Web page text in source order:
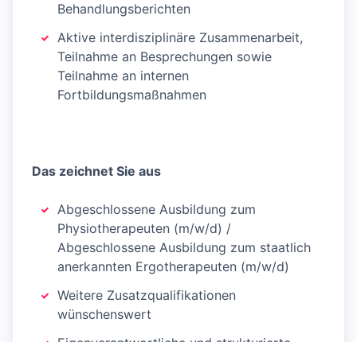
Behandlungsberichten
Aktive interdisziplinäre Zusammenarbeit,
Teilnahme an Besprechungen sowie
Teilnahme an internen
Fortbildungsmaßnahmen
Das zeichnet Sie aus
Abgeschlossene Ausbildung zum
Physiotherapeuten (m/w/d) /
Abgeschlossene Ausbildung zum staatlich
anerkannten Ergotherapeuten (m/w/d)
Weitere Zusatzqualifikationen
wünschenswert